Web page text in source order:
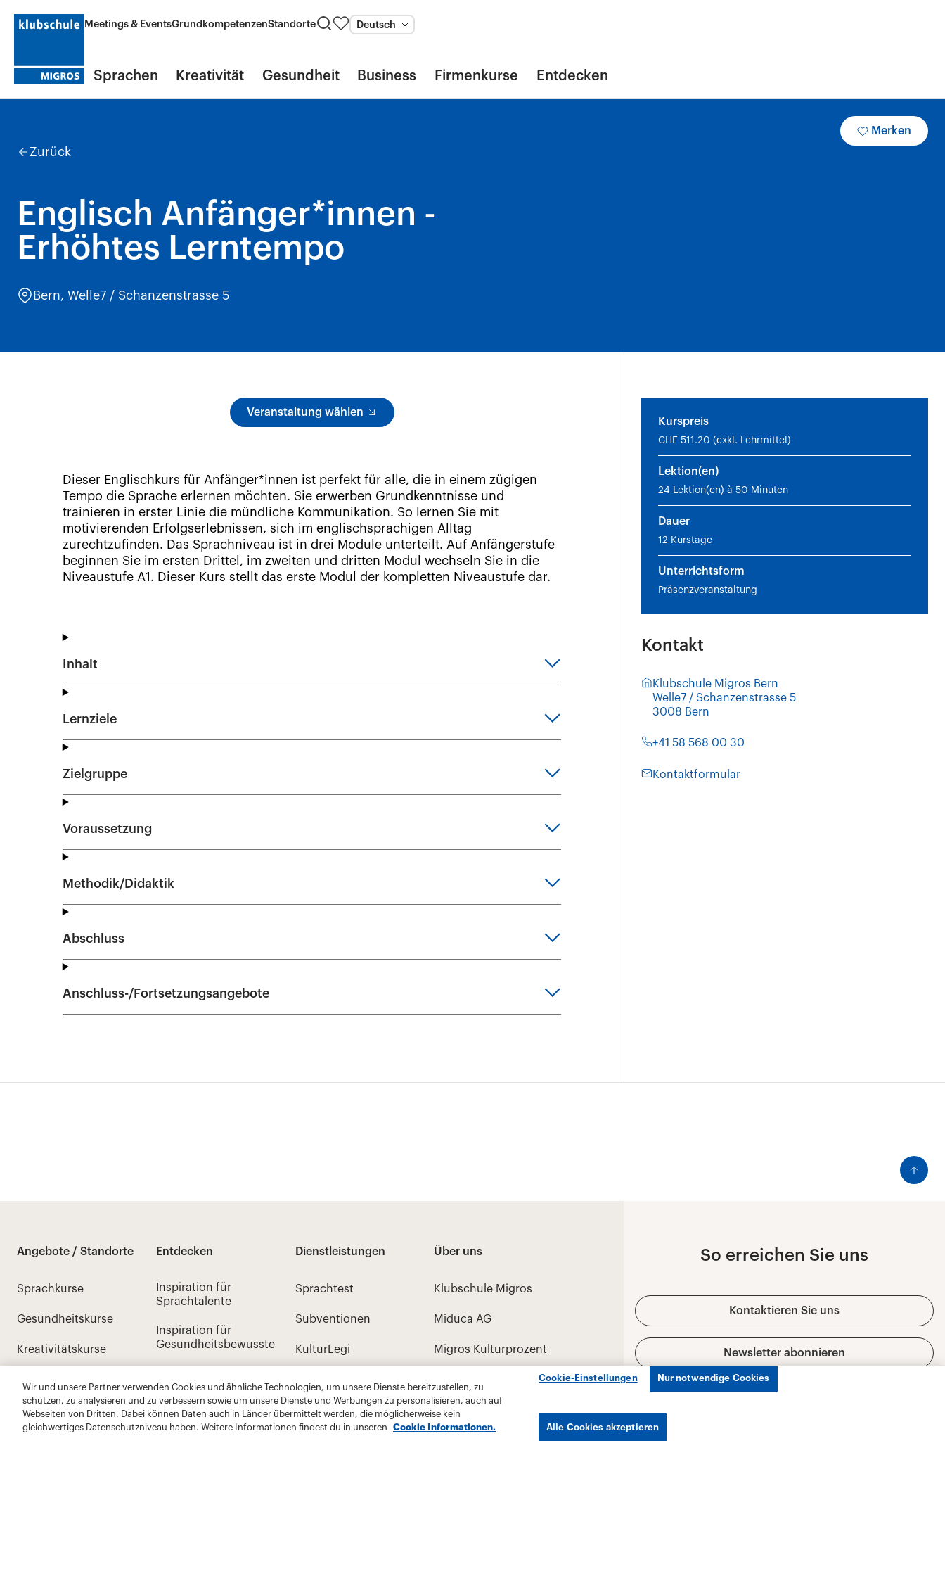
Wir und unsere Partner verwenden Cookies und ähnliche Technologien, um unsere Dienste bereitzustellen, zu
schützen, zu analysieren und zu verbessern sowie um unsere Dienste und Werbungen zu personalisieren, auch auf
Webseiten von Dritten. Dabei können Daten auch in Länder übermittelt werden, die möglicherweise kein
gleichwertiges Datenschutzniveau haben. Weitere Informationen findest du in unseren
Cookie Informationen.
Cookie-Einstellungen Nur notwendige Cookies
Alle Cookies akzeptieren